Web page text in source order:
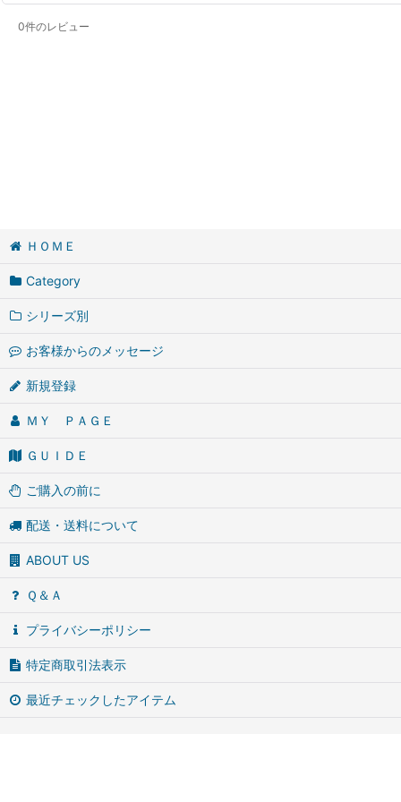
0件のレビュー
ＨＯＭＥ
Category
シリーズ別
お客様からのメッセージ
新規登録
ＭＹ ＰＡＧＥ
ＧＵＩＤＥ
ご購入の前に
配送・送料について
ABOUT US
Ｑ＆Ａ
プライバシーポリシー
特定商取引法表示
最近チェックしたアイテム